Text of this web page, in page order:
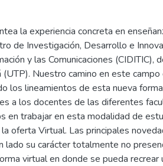
la experiencia concreta en
de Investigación, Desarrollo e
y las Comunicaciones (CIDITIC),
(UTP). Nuestro camino en este
los lineamientos de esta nueva
a los docentes de las diferentes
en trabajar en esta modalidad de
oferta Virtual. Las principales
lado su carácter totalmente no
virtual en donde se pueda recrear